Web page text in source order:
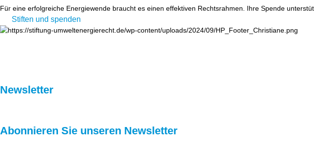
Für eine erfolgreiche Energiewende braucht es einen effektiven Rechtsrahmen. Ihre Spende
Stiften und spenden
Newsletter
Abonnieren Sie unseren Newsletter